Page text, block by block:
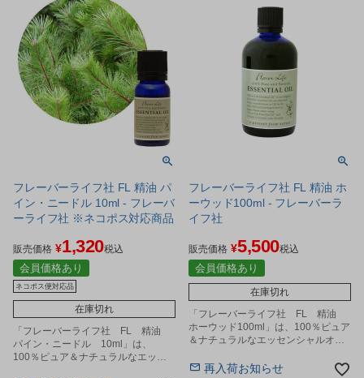
フレーバーライフ社 FL 精油 パ
イン・ニードル 10ml - フレーバ
ーライフ社 ※ネコポス対応商品
販売価格 ¥1,320税込
会員価格あり
ネコポス便対応品
在庫切れ
「フレーバーライフ社 FL 精油
パイン・ニードル 10ml」は、
100％ピュア＆ナチュラルなエッセ
フレーバーライフ社 FL 精油 ホ
ーウッド100ml - フレーバーラ
イフ社
販売価格 ¥5,500税込
会員価格あり
在庫切れ
「フレーバーライフ社 FL 精油
ホーウッド100ml」は、100％ピュア
＆ナチュラルなエッセンシャルオイ
再入荷お知らせ